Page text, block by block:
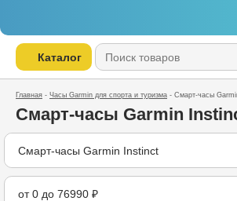
Каталог
Главная - Часы Garmin для спорта и туризма - Смарт-часы
Смарт-часы Garmin
Смарт-часы Garmin Instinct